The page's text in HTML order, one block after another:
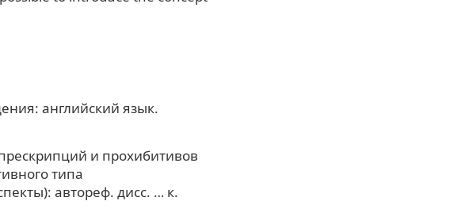
английский язык.
и прохибитивов
типа
автореф. дисс. … к.